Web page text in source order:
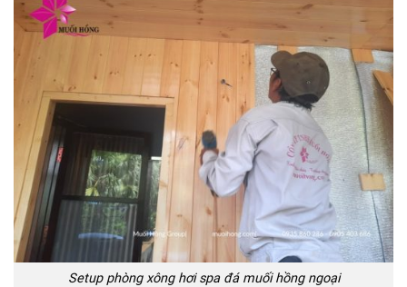
Setup phòng xông hơi spa đá muối hồng ngoại